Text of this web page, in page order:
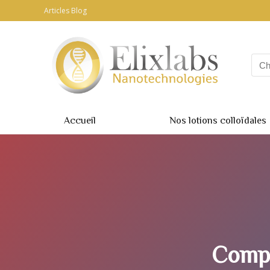
Articles Blog
Accueil Nos lotions colloïdales